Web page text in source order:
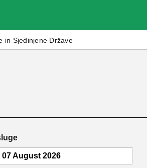
in Sjedinjene Države
07 August 2026